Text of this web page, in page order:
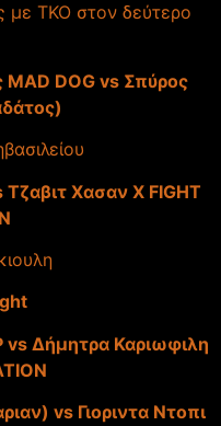
με ΤΚΟ στον δεύτερο
MAD DOG vs Σπύρος
Χασαν X FIGHT
vs Δήμητρα Καριωφιλη
vs Γιοριντα Ντοπι